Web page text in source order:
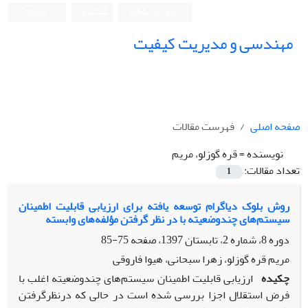
مهندسی و مدیریت کیفیت
صفحه اصلی
فهرست مقالات
نویسنده =قره گوزلو، مریم
تعداد مقالات:
1
روش بلوک دیاگرام توسعه یافته برای ارزیابی قابلیت اطمینان
سیستم‌های چندوضعیته با در نظر گرفتن مؤلفه‌های وابسته
دوره 8، شماره 2، تابستان 1397، صفحه
75-85
مریم قره گوزلو، زهرا سبحانی، هیوا فاروقی
چکیده ارزیابی قابلیت اطمینان سیستم‌های چندوضعیته اغلب با
فرض استقلال اجزا بررسی شده است در حالی که درنظرگرفتن